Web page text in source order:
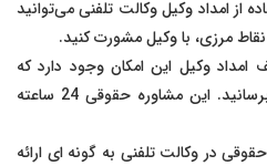
از امداد وکیل وکالت تلفنی می‌توانید
نقاط مرزی، با وکیل مشورت کنید.
وکیل این امکان وجود دارد که
محدودیت‌های زمانی را به صفر برسانید. این مشاوره حقوقی 24 ساعته
در وکالت تلفنی به گونه ای ارائه